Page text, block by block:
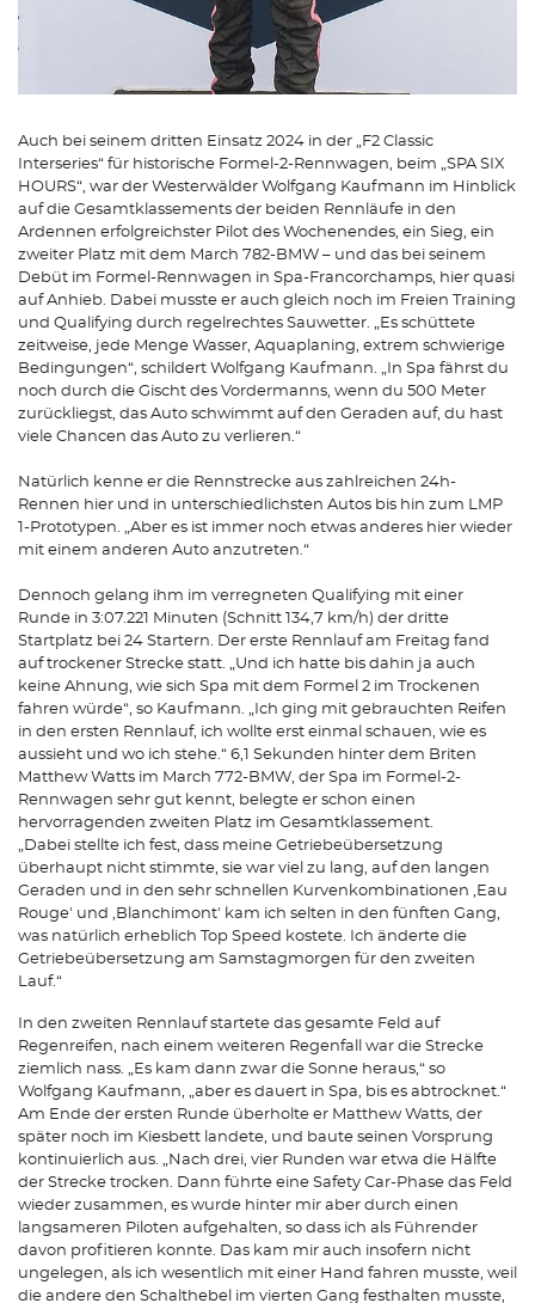
Auch bei seinem dritten Einsatz 2024 in der „F2 Classic
Interseries“ für historische Formel-2-Rennwagen, beim „SPA SIX
HOURS“, war der Westerwälder Wolfgang Kaufmann im Hinblick
auf die Gesamtklassements der beiden Rennläufe in den
Ardennen erfolgreichster Pilot des Wochenendes, ein Sieg, ein
zweiter Platz mit dem March 782-BMW – und das bei seinem
Debüt im Formel-Rennwagen in Spa-Francorchamps, hier quasi
auf Anhieb. Dabei musste er auch gleich noch im Freien Training
und Qualifying durch regelrechtes Sauwetter. „Es schüttete
zeitweise, jede Menge Wasser, Aquaplaning, extrem schwierige
Bedingungen“, schildert Wolfgang Kaufmann. „In Spa fährst du
noch durch die Gischt des Vordermanns, wenn du 500 Meter
zurückliegst, das Auto schwimmt auf den Geraden auf, du hast
viele Chancen das Auto zu verlieren.“
Natürlich kenne er die Rennstrecke aus zahlreichen 24h-
Rennen hier und in unterschiedlichsten Autos bis hin zum LMP
1-Prototypen. „Aber es ist immer noch etwas anderes hier wieder
mit einem anderen Auto anzutreten.“
Dennoch gelang ihm im verregneten Qualifying mit einer
Runde in 3:07.221 Minuten (Schnitt 134,7 km/h) der dritte
Startplatz bei 24 Startern. Der erste Rennlauf am Freitag fand
auf trockener Strecke statt. „Und ich hatte bis dahin ja auch
keine Ahnung, wie sich Spa mit dem Formel 2 im Trockenen
fahren würde“, so Kaufmann. „Ich ging mit gebrauchten Reifen
in den ersten Rennlauf, ich wollte erst einmal schauen, wie es
aussieht und wo ich stehe.“ 6,1 Sekunden hinter dem Briten
Matthew Watts im March 772-BMW, der Spa im Formel-2-
Rennwagen sehr gut kennt, belegte er schon einen
hervorragenden zweiten Platz im Gesamtklassement.
„Dabei stellte ich fest, dass meine Getriebeübersetzung
überhaupt nicht stimmte, sie war viel zu lang, auf den langen
Geraden und in den sehr schnellen Kurvenkombinationen ,Eau
Rouge' und ,Blanchimont' kam ich selten in den fünften Gang,
was natürlich erheblich Top Speed kostete. Ich änderte die
Getriebeübersetzung am Samstagmorgen für den zweiten
Lauf.“
In den zweiten Rennlauf startete das gesamte Feld auf
Regenreifen, nach einem weiteren Regenfall war die Strecke
ziemlich nass. „Es kam dann zwar die Sonne heraus,“ so
Wolfgang Kaufmann, „aber es dauert in Spa, bis es abtrocknet.“
Am Ende der ersten Runde überholte er Matthew Watts, der
später noch im Kiesbett landete, und baute seinen Vorsprung
kontinuierlich aus. „Nach drei, vier Runden war etwa die Hälfte
der Strecke trocken. Dann führte eine Safety Car-Phase das Feld
wieder zusammen, es wurde hinter mir aber durch einen
langsameren Piloten aufgehalten, so dass ich als Führender
davon profitieren konnte. Das kam mir auch insofern nicht
ungelegen, als ich wesentlich mit einer Hand fahren musste, weil
die andere den Schalthebel im vierten Gang festhalten musste,